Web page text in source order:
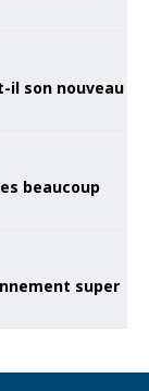
il son nouveau
beaucoup
super